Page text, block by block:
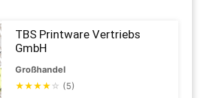
TBS Printware Vertriebs
GmbH
Großhandel
★★★★ ☆ (5)